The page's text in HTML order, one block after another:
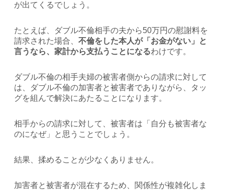
が出てくるでしょう。
たとえば、ダブル不倫相手の夫から50万円の慰謝料を
請求された場合、 不倫をした本人が「お金がない」と
言うなら、家計から支払うことになるわけです。
ダブル不倫の相手夫婦の被害者側からの請求に対して
は、ダブル不倫の加害者と被害者でありながら、タッ
グを組んで解決にあたることになります。
相手からの請求に対して、被害者は「自分も被害者な
のになぜ」と思うことでしょう。
結果、揉めることが少なくありません。
加害者と被害者が混在するため、関係性が複雑化しま